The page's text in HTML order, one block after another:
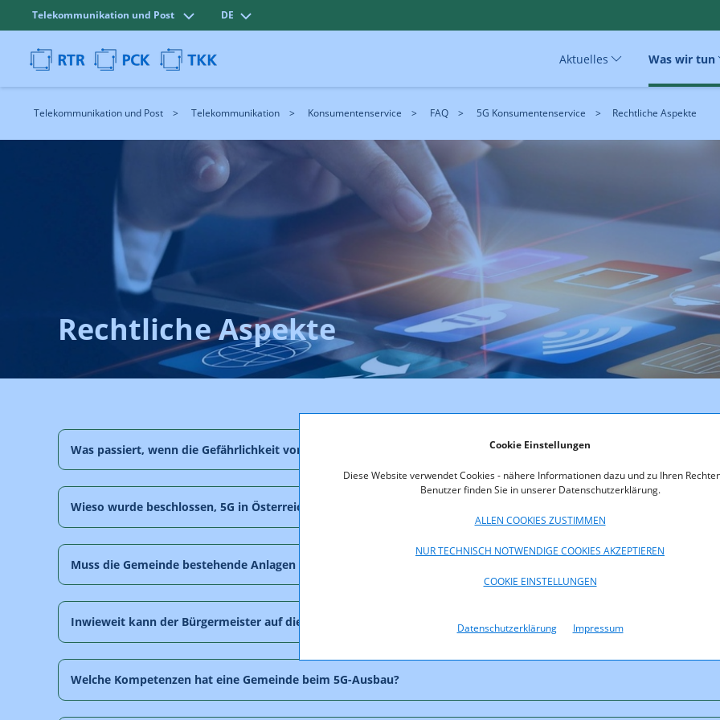
Cookie Einstellungen
Diese Website verwendet Cookies - nähere Informationen dazu und zu Ihren
Benutzer finden Sie in unserer Datenschutzerklärung.
ALLEN COOKIES ZUSTIMMEN
NUR TECHNISCH NOTWENDIGE COOKIES AKZEPTIEREN
COOKIE EINSTELLUNGEN
Datenschutzerklärung Impressum
Telekommunikation und Post DE
Aktuelles Was wir tun
Telekommunikation und Post Telekommunikation Konsumentenservice FAQ 5G Konsumentenservice Rechtliche Aspekte
Rechtliche Aspekte
Was passiert, wenn die Gefährlichkeit von 5G nachgewiesen werden sollte?
Wieso wurde beschlossen, 5G in Österreich ohne "Volksbefragung" oder Zustimmung der Gemeinden einzuführen?
Muss die Gemeinde bestehende Anlagen kontrollieren?
Inwieweit kann der Bürgermeister auf die Errichtung von 5G-Sendeanlagen in der Gemeinde Einfluss nehmen?
Welche Kompetenzen hat eine Gemeinde beim 5G-Ausbau?